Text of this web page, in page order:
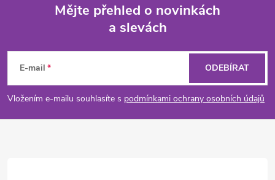
p
a
Mějte přehled o novinkách
a slevách
E-mail
Vložením e-mailu souhlasíte s podmínkami ochrany osobních údajů
ODEBÍRAT